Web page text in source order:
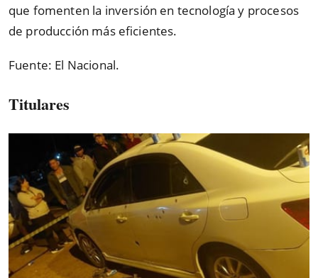
que fomenten la inversión en tecnología y procesos
de producción más eficientes.
Fuente: El Nacional.
Titulares